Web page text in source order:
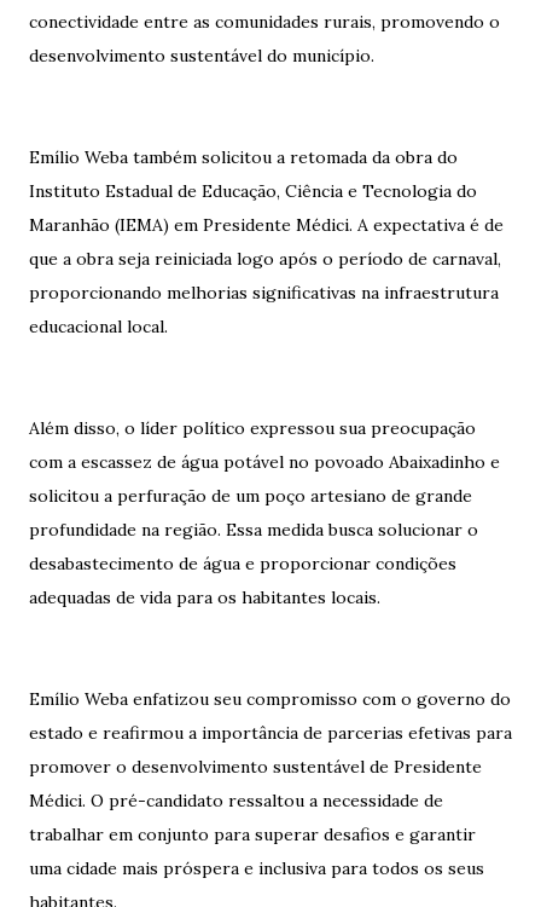
conectividade entre as comunidades rurais, promovendo o
desenvolvimento sustentável do município.
Emílio Weba também solicitou a retomada da obra do
Instituto Estadual de Educação, Ciência e Tecnologia do
Maranhão (IEMA) em Presidente Médici. A expectativa é de
que a obra seja reiniciada logo após o período de carnaval,
proporcionando melhorias significativas na infraestrutura
educacional local.
Além disso, o líder político expressou sua preocupação
com a escassez de água potável no povoado Abaixadinho e
solicitou a perfuração de um poço artesiano de grande
profundidade na região. Essa medida busca solucionar o
desabastecimento de água e proporcionar condições
adequadas de vida para os habitantes locais.
Emílio Weba enfatizou seu compromisso com o governo do
estado e reafirmou a importância de parcerias efetivas para
promover o desenvolvimento sustentável de Presidente
Médici. O pré-candidato ressaltou a necessidade de
trabalhar em conjunto para superar desafios e garantir
uma cidade mais próspera e inclusiva para todos os seus
habitantes.